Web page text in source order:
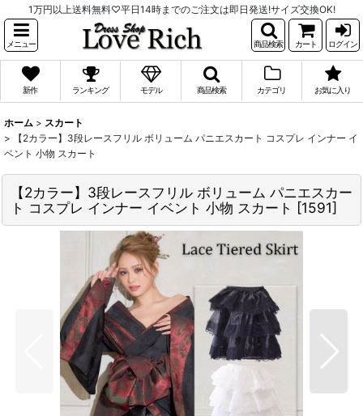
1万円以上送料無料♡平日14時までのご注文は即日発送!サイズ交換OK!
メニュー 商品検索 カート ログイン
新作 ランキング モデル 商品検索 カテゴリ お気に入り
ホーム > スカート
>
【2カラー】3段レースフリル ボリューム パニエスカート コスプレ インナー イ
ベント 小物 スカート
【2カラー】3段レースフリル ボリューム パニエスカー
ト コスプレ インナー イベント 小物 スカート [1591]